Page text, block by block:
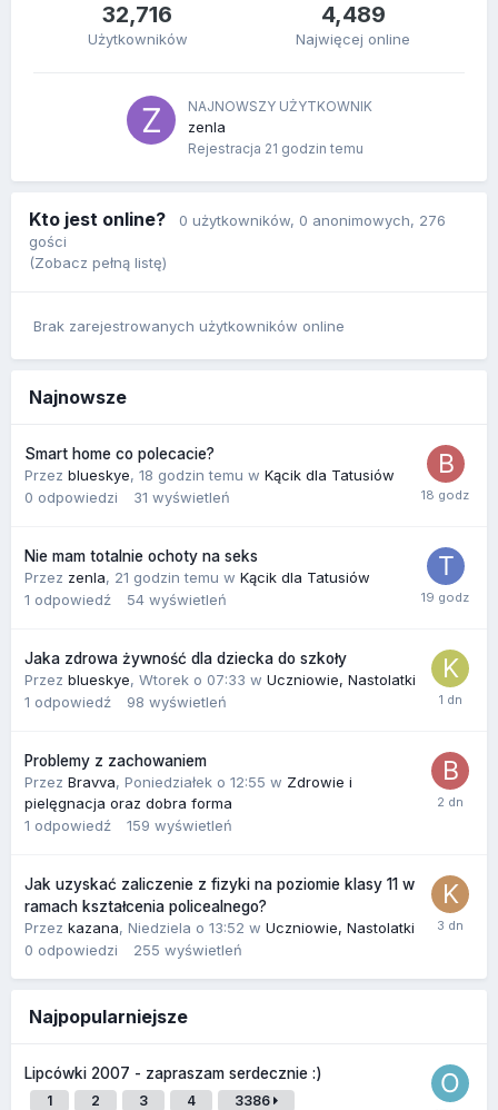
32,716
Użytkowników
4,489
Najwięcej online
NAJNOWSZY UŻYTKOWNIK
zenla
Rejestracja 21 godzin temu
Kto jest online? 0 użytkowników, 0 anonimowych, 276
gości
(Zobacz pełną listę)
Brak zarejestrowanych użytkowników online
Najnowsze
Smart home co polecacie?
Przez blueskye, 18 godzin temu w Kącik dla Tatusiów
0 odpowiedzi 31 wyświetleń
Nie mam totalnie ochoty na seks
Przez zenla, 21 godzin temu w Kącik dla Tatusiów
1 odpowiedź 54 wyświetleń
Jaka zdrowa żywność dla dziecka do szkoły
Przez blueskye, Wtorek o 07:33 w Uczniowie, Nastolatki
1 odpowiedź 98 wyświetleń
Problemy z zachowaniem
Przez Bravva, Poniedziałek o 12:55 w Zdrowie i
pielęgnacja oraz dobra forma
1 odpowiedź 159 wyświetleń
Jak uzyskać zaliczenie z fizyki na poziomie klasy 11 w
ramach kształcenia policealnego?
Przez kazana, Niedziela o 13:52 w Uczniowie, Nastolatki
0 odpowiedzi 255 wyświetleń
Najpopularniejsze
Lipcówki 2007 - zapraszam serdecznie :)
1 2 3 4 3386